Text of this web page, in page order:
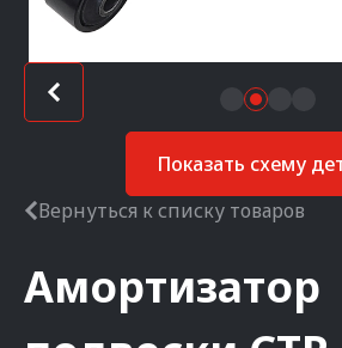
Показать схему
Вернуться к списку товаров
Амортизатор